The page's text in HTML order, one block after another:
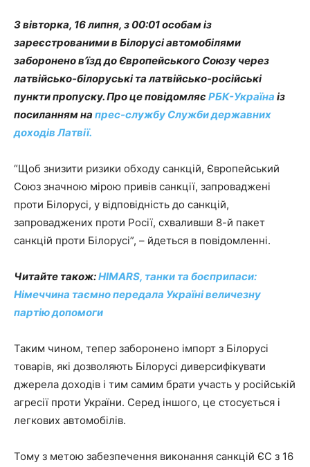
З вівторка, 16 липня, з 00:01 особам із
зареєстрованими в Білорусі автомобілями
заборонено в’їзд до Європейського Союзу через
латвійсько-білоруські та латвійсько-російські
пункти пропуску. Про це повідомляєРБК-Україна із
посиланням на прес-службу Служби державних
доходів Латвії.
“Щоб знизити ризики обходу санкцій, Європейський
Союз значною мірою привів санкції, запроваджені
проти Білорусі, у відповідність до санкцій,
запроваджених проти Росії, схваливши 8-й пакет
санкцій проти Білорусі”, – йдеться в повідомленні.
Читайте також:HIMARS, танки та боєприпаси:
Німеччина таємно передала Україні величезну
партію допомоги
Таким чином, тепер заборонено імпорт з Білорусі
товарів, які дозволяють Білорусі диверсифікувати
джерела доходів і тим самим брати участь у російській
агресії проти України. Серед іншого, це стосується і
легкових автомобілів.
Тому з метою забезпечення виконання санкцій ЄС з 16